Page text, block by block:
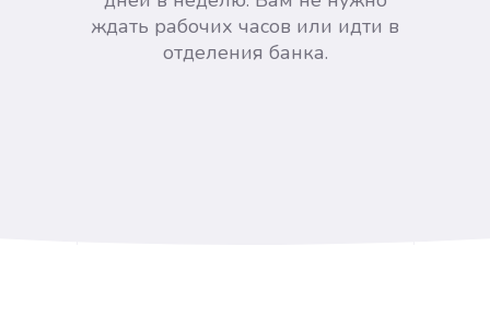
ждать рабочих часов или идти в
отделения банка.